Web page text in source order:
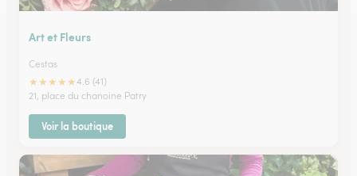
Art et Fleurs
Cestas
★★★★★4.6 (41)
21, place du chanoine Patry
Voir la boutique